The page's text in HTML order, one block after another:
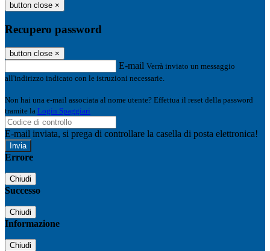
button close ×
Recupero password
button close ×
E-mail Verrà inviato un messaggio
all'indirizzo indicato con le istruzioni necessarie.
Non hai una e-mail associata al nome utente? Effettua il reset della password
tramite la Login Spaggiari
E-mail inviata, si prega di controllare la casella di posta elettronica!
Errore
Chiudi
Successo
Chiudi
Informazione
Chiudi